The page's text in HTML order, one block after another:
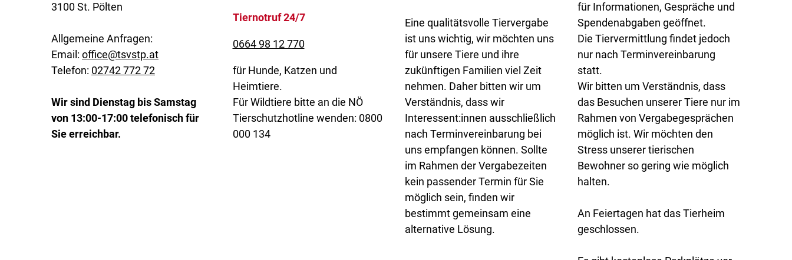
3100 St. Pölten
Allgemeine Anfragen:
Email: office@tsvstp.at
Telefon: 02742 772 72
Wir sind Dienstag bis Samstag
von 13:00-17:00 telefonisch für
Sie erreichbar.
Tiernotruf 24/7
0664 98 12 770
für Hunde, Katzen und
Heimtiere.
Für Wildtiere bitte an die NÖ
Tierschutzhotline wenden: 0800
000 134
Eine qualitätsvolle Tiervergabe
ist uns wichtig, wir möchten uns
für unsere Tiere und ihre
zukünftigen Familien viel Zeit
nehmen. Daher bitten wir um
Verständnis, dass wir
Interessent:innen ausschließlich
nach Terminvereinbarung bei
uns empfangen können. Sollte
im Rahmen der Vergabezeiten
kein passender Termin für Sie
möglich sein, finden wir
bestimmt gemeinsam eine
alternative Lösung.
für Informationen, Gespräche und
Spendenabgaben geöffnet.
Die Tiervermittlung findet jedoch
nur nach Terminvereinbarung
statt.
Wir bitten um Verständnis, dass
das Besuchen unserer Tiere nur im
Rahmen von Vergabegesprächen
möglich ist. Wir möchten den
Stress unserer tierischen
Bewohner so gering wie möglich
halten.
An Feiertagen hat das Tierheim
geschlossen.